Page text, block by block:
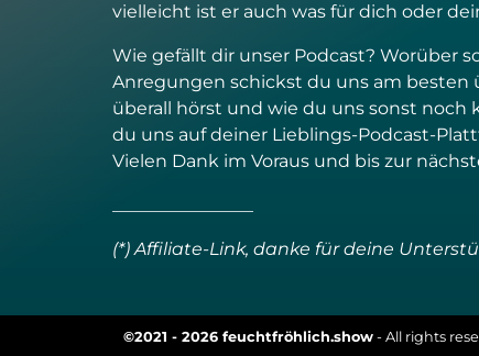
vielleicht ist er auch was für dich oder
Wie gefällt dir unser Podcast? Worüber
Anregungen schickst du uns am besten
überall hörst und wie du uns sonst
du uns auf deiner Lieblings-Podcast-
Vielen Dank im Voraus und bis zur
(*) Affiliate-Link, danke für deine
©2021 - 2026 feuchtfröhlich.show - All rights